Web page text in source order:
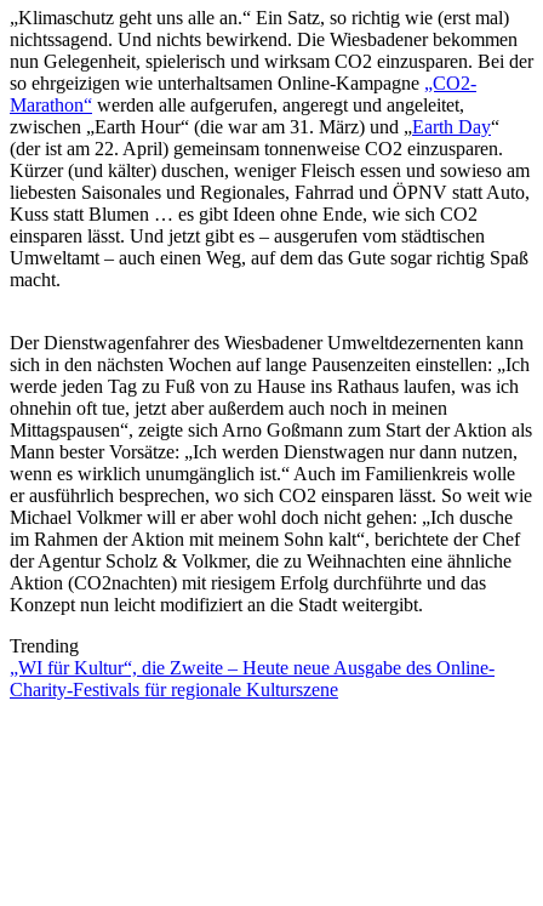
„Klimaschutz geht uns alle an.“ Ein Satz, so richtig wie (erst mal)
nichtssagend. Und nichts bewirkend. Die Wiesbadener bekommen
nun Gelegenheit, spielerisch und wirksam CO2 einzusparen. Bei der
so ehrgeizigen wie unterhaltsamen Online-Kampagne „CO2-
Marathon“ werden alle aufgerufen, angeregt und angeleitet,
zwischen „Earth Hour“ (die war am 31. März) und „Earth Day“
(der ist am 22. April) gemeinsam tonnenweise CO2 einzusparen.
Kürzer (und kälter) duschen, weniger Fleisch essen und sowieso am
liebesten Saisonales und Regionales, Fahrrad und ÖPNV statt Auto,
Kuss statt Blumen … es gibt Ideen ohne Ende, wie sich CO2
einsparen lässt. Und jetzt gibt es – ausgerufen vom städtischen
Umweltamt – auch einen Weg, auf dem das Gute sogar richtig Spaß
macht.
Der Dienstwagenfahrer des Wiesbadener Umweltdezernenten kann
sich in den nächsten Wochen auf lange Pausenzeiten einstellen: „Ich
werde jeden Tag zu Fuß von zu Hause ins Rathaus laufen, was ich
ohnehin oft tue, jetzt aber außerdem auch noch in meinen
Mittagspausen“, zeigte sich Arno Goßmann zum Start der Aktion als
Mann bester Vorsätze: „Ich werden Dienstwagen nur dann nutzen,
wenn es wirklich unumgänglich ist.“ Auch im Familienkreis wolle
er ausführlich besprechen, wo sich CO2 einsparen lässt. So weit wie
Michael Volkmer will er aber wohl doch nicht gehen: „Ich dusche
im Rahmen der Aktion mit meinem Sohn kalt“, berichtete der Chef
der Agentur Scholz & Volkmer, die zu Weihnachten eine ähnliche
Aktion (CO2nachten) mit riesigem Erfolg durchführte und das
Konzept nun leicht modifiziert an die Stadt weitergibt.
Trending
„WI für Kultur“, die Zweite – Heute neue Ausgabe des Online-
Charity-Festivals für regionale Kulturszene